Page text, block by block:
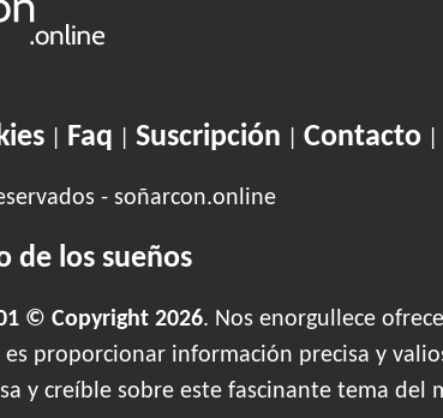
| Faq Suscripción Contacto|
- soñarcon.online
de los sueños
© Copyright 2026. Nos enorgullece
proporcionar información precisa y
y creíble sobre este fascinante tema del